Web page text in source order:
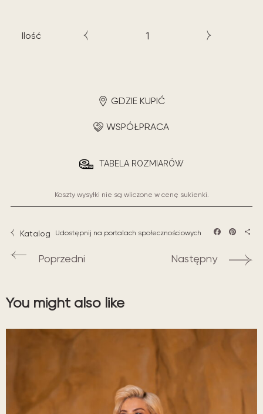
Ilość
GDZIE KUPIĆ
WSPÓŁPRACA
TABELA ROZMIARÓW
Koszty wysyłki nie są wliczone w cenę sukienki.
Katalog Udostępnij na portalach społecznościowych
Poprzedni Następny
You might also like